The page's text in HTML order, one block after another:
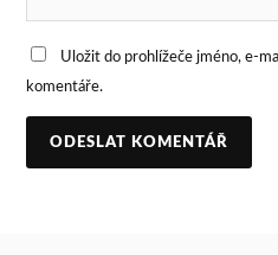
Uložit do prohlížeče jméno, e-
komentáře.